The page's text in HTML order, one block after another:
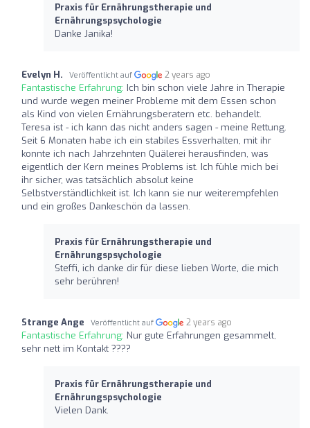
Praxis für Ernährungstherapie und
Ernährungspsychologie
Danke Janika!
Evelyn H. Veröffentlicht auf 2 years ago
Fantastische Erfahrung: Ich bin schon viele Jahre in Therapie
und wurde wegen meiner Probleme mit dem Essen schon
als Kind von vielen Ernährungsberatern etc. behandelt.
Teresa ist - ich kann das nicht anders sagen - meine Rettung.
Seit 6 Monaten habe ich ein stabiles Essverhalten, mit ihr
konnte ich nach Jahrzehnten Quälerei herausfinden, was
eigentlich der Kern meines Problems ist. Ich fühle mich bei
ihr sicher, was tatsächlich absolut keine
Selbstverständlichkeit ist. Ich kann sie nur weiterempfehlen
und ein großes Dankeschön da lassen.
Praxis für Ernährungstherapie und
Ernährungspsychologie
Steffi, ich danke dir für diese lieben Worte, die mich
sehr berühren!
Strange Ange Veröffentlicht auf 2 years ago
Fantastische Erfahrung: Nur gute Erfahrungen gesammelt,
sehr nett im Kontakt ????
Praxis für Ernährungstherapie und
Ernährungspsychologie
Vielen Dank.